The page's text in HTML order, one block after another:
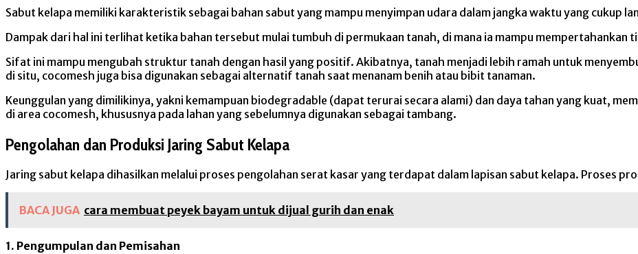
Sabut kelapa memiliki karakteristik sebagai bahan sabut yang mampu menyimpan udara dalam jangka waktu yang cukup
Dampak dari hal ini terlihat ketika bahan tersebut mulai tumbuh di permukaan tanah, di mana ia mampu mempertahankan
Sifat ini mampu mengubah struktur tanah dengan hasil yang positif. Akibatnya, tanah menjadi lebih ramah untuk
di situ, cocomesh juga bisa digunakan sebagai alternatif tanah saat menanam benih atau bibit tanaman.
Keunggulan yang dimilikinya, yakni kemampuan biodegradable (dapat terurai secara alami) dan daya tahan yang kuat,
di area cocomesh, khususnya pada lahan yang sebelumnya digunakan sebagai tambang.
Pengolahan dan Produksi Jaring Sabut Kelapa
Jaring sabut kelapa dihasilkan melalui proses pengolahan serat kasar yang terdapat dalam lapisan sabut kelapa. Proses
BACA JUGA cara membuat peyek bayam untuk dijual gurih dan enak
1. Pengumpulan dan Pemisahan